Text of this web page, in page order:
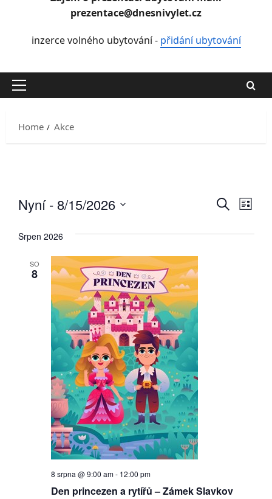
prezentace@dnesnivylet.cz
inzerce volného ubytování - přidání ubytování
Primary
Home
Akce
pro
Hledat
Nyní - 8/15/2026
datum.
Srpen 2026
SO
8
8 srpna @ 9:00 am- 12:00 pm
Den princezen a rytířů – Zámek Slavkov